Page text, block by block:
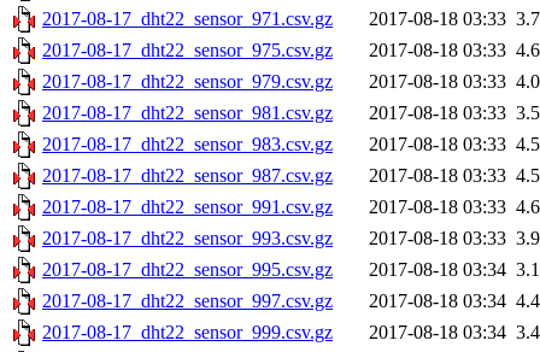
2017-08-17_dht22_sensor_971.csv.gz
2017-08-18 03:33
2017-08-17_dht22_sensor_975.csv.gz
2017-08-18 03:33
2017-08-17_dht22_sensor_979.csv.gz
2017-08-18 03:33
2017-08-17_dht22_sensor_981.csv.gz
2017-08-18 03:33
2017-08-17_dht22_sensor_983.csv.gz
2017-08-18 03:33
2017-08-17_dht22_sensor_987.csv.gz
2017-08-18 03:33
2017-08-17_dht22_sensor_991.csv.gz
2017-08-18 03:33
2017-08-17_dht22_sensor_993.csv.gz
2017-08-18 03:33
2017-08-17_dht22_sensor_995.csv.gz
2017-08-18 03:34
2017-08-17_dht22_sensor_997.csv.gz
2017-08-18 03:34
2017-08-17_dht22_sensor_999.csv.gz
2017-08-18 03:34